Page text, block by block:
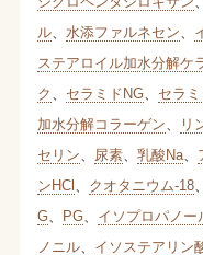
ル、 水添ファルネセン
ステアロイル加水分解ケ
ク
セラミドNG、 セラ
加水分解コラーゲン
リ
セリン
尿素、 乳酸Na、
ンHCl
クオタニウム-18、
G、 PG、 イソプロパノー
ノニル、 イソステアリン